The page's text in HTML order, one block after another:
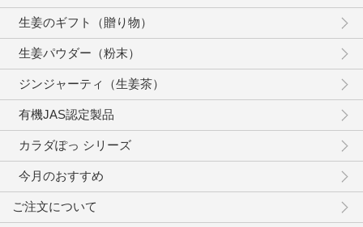
生姜のギフト（贈り物）
生姜パウダー（粉末）
ジンジャーティ（生姜茶）
有機JAS認定製品
カラダぽっ シリーズ
今月のおすすめ
ご注文について